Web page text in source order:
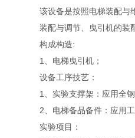
该设备是按照电梯装配与
装配与调节、曳引机的装
构成构造:
1、电梯曳引机；
设备工序技艺：
1、实验支撑架：应用全
2、电梯备品备件：应用
实验项目：